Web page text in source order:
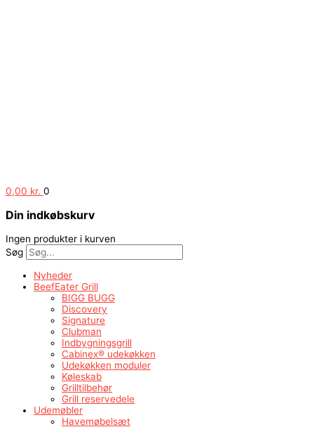
0,00 kr. 0
Din indkøbskurv
Ingen produkter i kurven
Søg
Nyheder
BeefEater Grill
BIGG BUGG
Discovery
Signature
Clubman
Indbygningsgrill
Cabinex® udekøkken
Udekøkken moduler
Køleskab
Grilltilbehør
Grill reservedele
Udemøbler
Havemøbelsæt